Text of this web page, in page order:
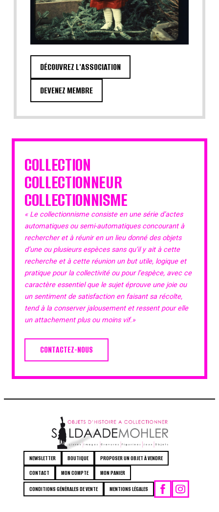
DÉCOUVREZ L'ASSOCIATION
DEVENEZ MEMBRE
COLLECTION
COLLECTIONNEUR
COLLECTIONNISME
« Le collectionnisme consiste en une série d’actes
automatiques ou semi-automatiques concourant à
rechercher et à réunir en un lieu donné des objets
d’une ou plusieurs espèces sans qu’il y ait à cette
recherche et à cette réunion un but utile, logique et
pratique pour la collectivité ou pour l’espèce, avec ce
caractère essentiel que le sujet éprouve une joie ou
un sentiment de satisfaction en faisant sa récolte,
tend à la conserver jalousement et ressent pour elle
un attachement plus ou moins vif.»
CONTACTEZ-NOUS
NEWSLETTER BOUTIQUE
PROPOSER UN OBJET À VENDRE
CONTACT
MON COMPTE MON PANIER
CONDITIONS GÉNÉRALES DE VENTE MENTIONS LÉGALES